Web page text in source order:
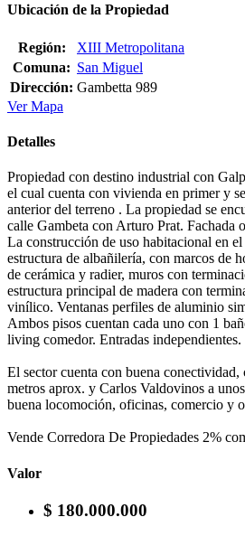
Ubicación de la Propiedad
Región:
XIII Metropolitana
Comuna: San Miguel
Dirección: Gambetta 989
Ver Mapa
Detalles
Propiedad con destino industrial con
el cual cuenta con vivienda en primer y
anterior del terreno . La propiedad se
calle Gambeta con Arturo Prat. Fachada
La construcción de uso habitacional en
estructura de albañilería, con marcos de
de cerámica y radier, muros con
estructura principal de madera con
vinílico. Ventanas perfiles de aluminio
Ambos pisos cuentan cada uno con 1
living comedor. Entradas independientes.
El sector cuenta con buena
metros aprox. y Carlos Valdovinos a
buena locomoción, oficinas, comercio y
Vende Corredora De Propiedades 2%
Valor
$ 180.000.000